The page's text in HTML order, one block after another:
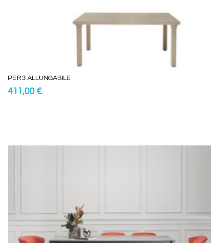
PER 3 ALLUNGABILE
411,00 €